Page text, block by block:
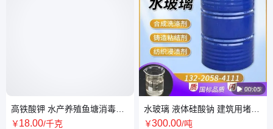
高铁酸钾 水产养殖鱼塘消毒除
臭改底 水处理 除臭调水净水
￥18.00/千克
 00:05
水玻璃 液体硅酸钠 建筑用堵漏
剂 泡花碱 无色透明液体
￥300.00/吨